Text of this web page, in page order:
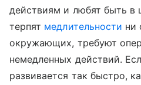
действиям и любят быть в
терпят медлительности ни
окружающих, требуют
немедленных действий.
развивается так быстро,